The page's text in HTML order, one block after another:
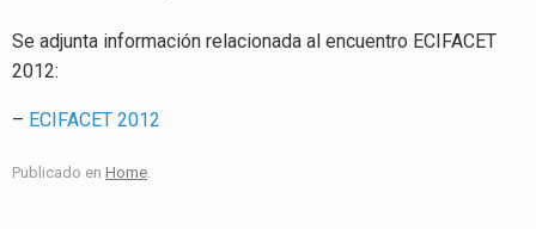
Se adjunta información relacionada al encuentro ECIFACET
2012:
– ECIFACET 2012
Publicado en Home